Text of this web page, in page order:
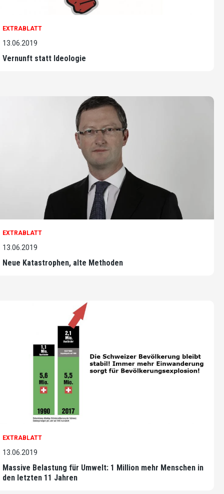
EXTRABLATT
13.06.2019
Vernunft statt Ideologie
EXTRABLATT
13.06.2019
Neue Katastrophen, alte Methoden
EXTRABLATT
13.06.2019
Massive Belastung für Umwelt: 1 Million mehr Menschen in
den letzten 11 Jahren